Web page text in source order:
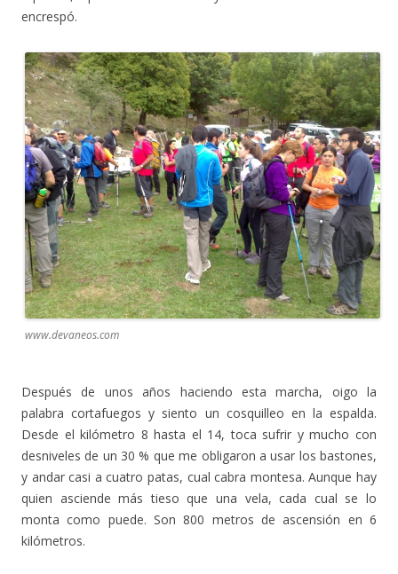
encrespó.
www.devaneos.com
Después de unos años haciendo esta marcha, oigo la
palabra cortafuegos y siento un cosquilleo en la espalda.
Desde el kilómetro 8 hasta el 14, toca sufrir y mucho con
desniveles de un 30 % que me obligaron a usar los bastones,
y andar casi a cuatro patas, cual cabra montesa. Aunque hay
quien asciende más tieso que una vela, cada cual se lo
monta como puede. Son 800 metros de ascensión en 6
kilómetros.